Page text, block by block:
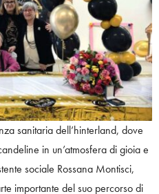
sanitaria dell’hinterland, dove
in un’atmosfera di gioia e
sociale Rossana Montisci,
importante del suo percorso di